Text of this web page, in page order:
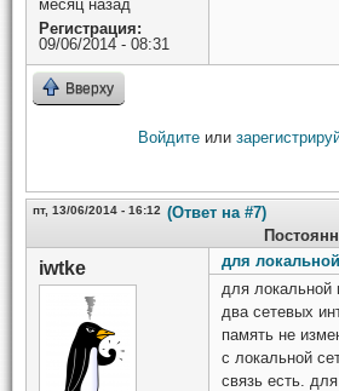
месяц назад
Регистрация:
09/06/2014 - 08:31
Вверху
Войдите или
пт, 13/06/2014 - 16:12 (Ответ на #7)
iwtke
для
для локальной
два сетевых
память не
с локальной
связь есть.